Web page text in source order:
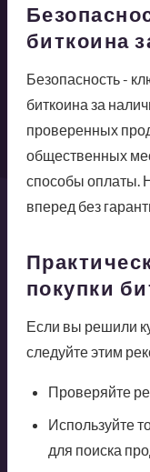
биткоина
Безопасность -
биткоина за
проверенных
общественных
способы оплаты.
вперед без
покупки
Если вы решили
следуйте этим
Проверяйте
Используйте
для поиска